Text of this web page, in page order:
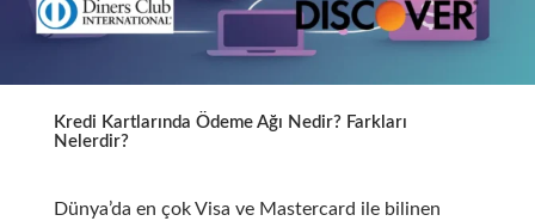
Kredi Kartlarında Ödeme Ağı Nedir? Farkları
Nelerdir?
Dünya’da en çok Visa ve Mastercard ile bilinen